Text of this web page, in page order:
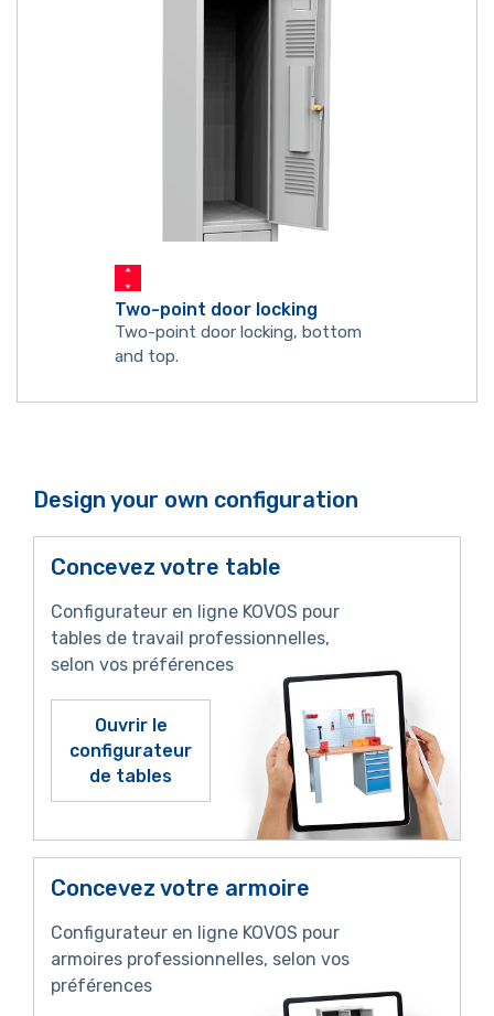
Two-point door locking
Two-point door locking, bottom
and top.
Design your own configuration
Concevez votre table
Configurateur en ligne KOVOS pour
tables de travail professionnelles,
selon vos préférences
Ouvrir le
configurateur
de tables
Concevez votre armoire
Configurateur en ligne KOVOS pour
armoires professionnelles, selon vos
préférences